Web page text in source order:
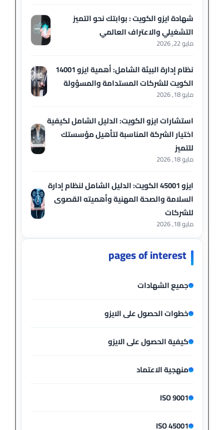
شهادة ايزو الكويت : بوابتك نحو التميز
التشغيلي والاعتراف العالمي
مايو 22, 2026
نظام إدارة البيئة الشامل: أهمية ايزو 14001
الكويت للشركات المستدامة والمسؤولة
مايو 18, 2026
استشارات ايزو الكويت: الدليل الشامل لكيفية
اختيار الشركة المناسبة لتأهيل مؤسستك
للتميز
مايو 18, 2026
ايزو 45001 الكويت: الدليل الشامل لنظام إدارة
السلامة والصحة المهنية وأهميته القصوى
للشركات
مايو 18, 2026
pages of interest
جميع الشهادات
خطوات الحصول على الايزو
كيفية الحصول على الايزو
منهجية الاعتماد
ISO 9001
ISO 45001